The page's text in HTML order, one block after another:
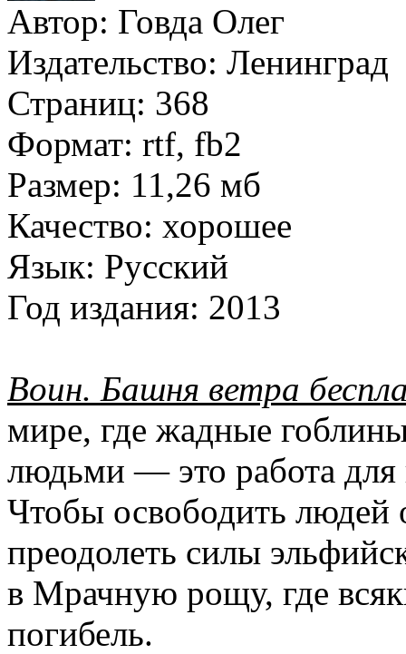
Автор: Говда Олег
Издательство: Ленинград
Страниц: 368
Формат: rtf, fb2
Размер: 11,26 мб
Качество: хорошее
Язык: Русский
Год издания: 2013
Воин. Башня ветра
мире, где жадные
людьми — это работа для
Чтобы освободить людей
преодолеть силы
в Мрачную рощу, где
погибель.